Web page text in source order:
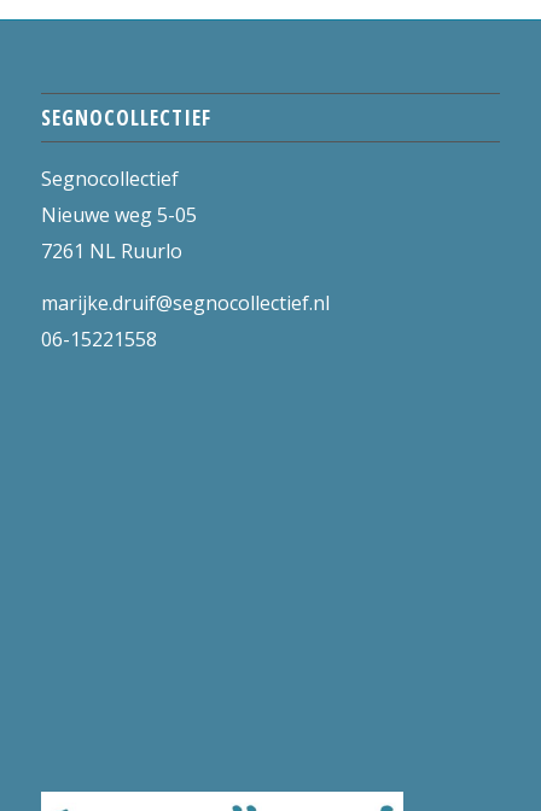
SEGNOCOLLECTIEF
Segnocollectief
Nieuwe weg 5-05
7261 NL Ruurlo
marijke.druif@segnocollectief.nl
06-15221558